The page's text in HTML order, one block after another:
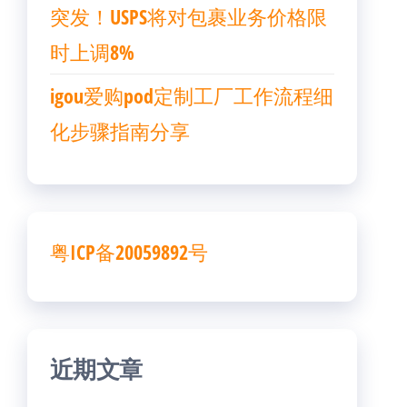
突发！USPS将对包裹业务价格限
时上调8%
igou爱购pod定制工厂工作流程细
化步骤指南分享
粤ICP备20059892号
近期文章